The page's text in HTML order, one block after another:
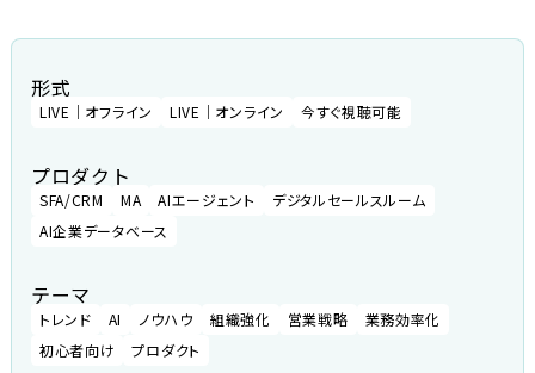
形式
LIVE｜オフライン LIVE｜オンライン 今すぐ視聴可能
プロダクト
SFA/CRM MA AIエージェント
デジタルセールスルーム
AI企業データベース
テーマ
トレンド AI ノウハウ 組織強化 営業戦略
業務効率化
初心者向け
プロダクト